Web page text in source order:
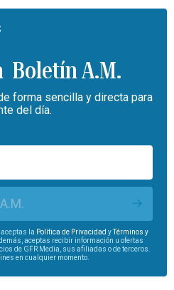
Boletín A.M.
forma sencilla y directa para
del día.
aceptas la Política de Privacidad yTérminos y
aceptas recibir información u ofertas
de GFR Media, sus afiliadas o de terceros.
en cualquier momento.